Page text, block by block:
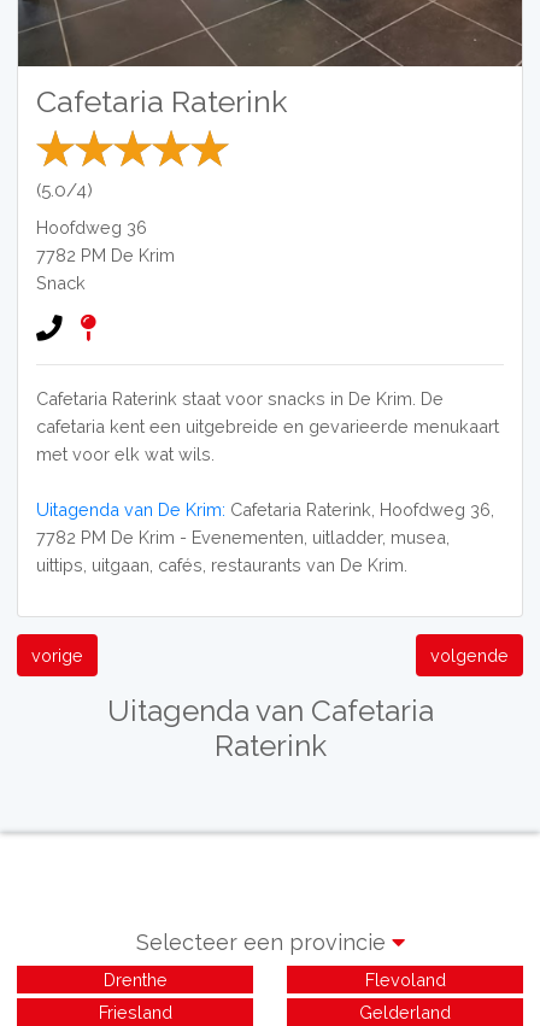
Cafetaria Raterink
(5.0/4)
Hoofdweg 36
7782 PM De Krim
Snack
Cafetaria Raterink staat voor snacks in De Krim. De
cafetaria kent een uitgebreide en gevarieerde menukaart
met voor elk wat wils.
Uitagenda van De Krim: Cafetaria Raterink, Hoofdweg 36,
7782 PM De Krim - Evenementen, uitladder, musea,
uittips, uitgaan, cafés, restaurants van De Krim.
vorige volgende
Uitagenda van Cafetaria
Raterink
Selecteer een provincie
Drenthe
Flevoland
Friesland
Gelderland